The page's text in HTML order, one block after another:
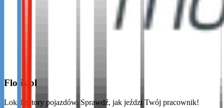
Flotis.pl
Lokalizatory pojazdów. Sprawdź, jak jeździ Twój pracownik!